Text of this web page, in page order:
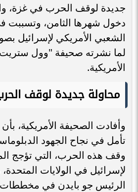
جديدة لوقف الحرب في غزة،
دخول شهرها الثامن، وتسببت
الشعبي الأمريكي لإسرائيل
لما نشرته صحيفة "وول
الأمريكية.
محاولة جديدة لوقف
وأفادت الصحيفة الأمريكية، بأن
تأمل في نجاح الجهود
وقف هذه الحرب، التي تؤجج
لإسرائيل في الولايات
الرئيس جو بايدن في